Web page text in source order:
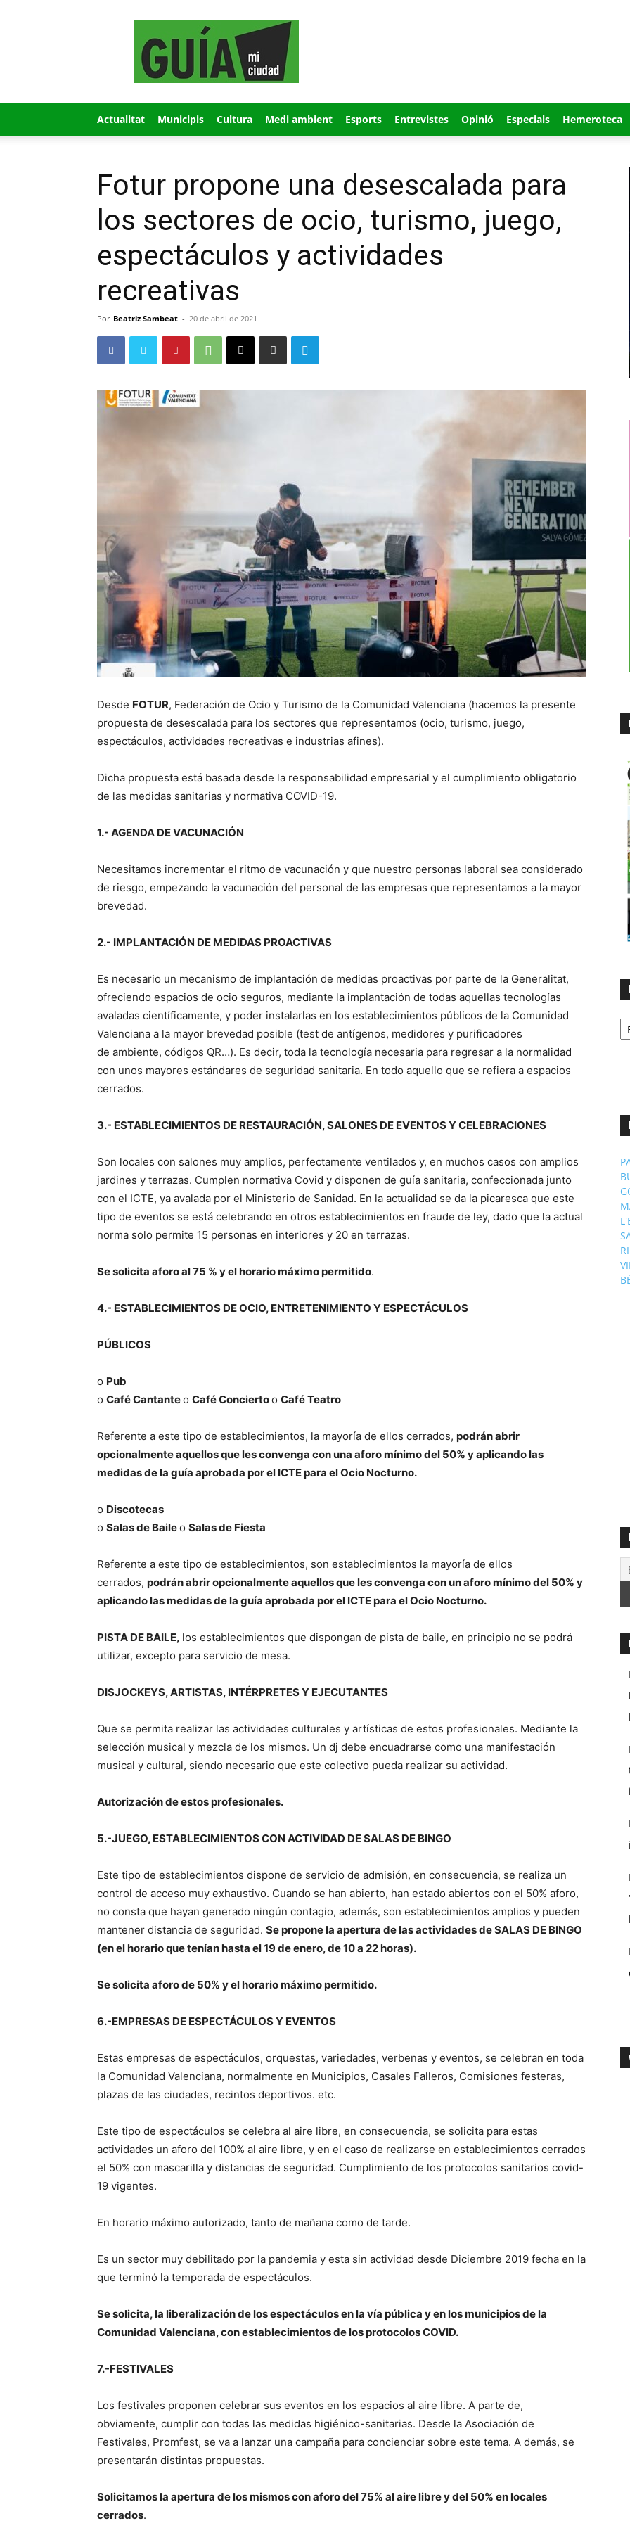
MI
CIUDAD
Actualitat Municipis Cultura Medi ambient Esports Entrevistes Opinió Especials Hemeroteca
Fotur propone una desescalada para
los sectores de ocio, turismo, juego,
espectáculos y actividades
recreativas
Por Beatriz Sambeat - 20 de abril de 2021
Desde FOTUR, Federación de Ocio y Turismo de la Comunidad Valenciana (hacemos la presente
propuesta de desescalada para los sectores que representamos (ocio, turismo, juego,
espectáculos, actividades recreativas e industrias afines).
Dicha propuesta está basada desde la responsabilidad empresarial y el cumplimiento obligatorio
de las medidas sanitarias y normativa COVID-19.
1.- AGENDA DE VACUNACIÓN
Necesitamos incrementar el ritmo de vacunación y que nuestro personas laboral sea considerado
de riesgo, empezando la vacunación del personal de las empresas que representamos a la mayor
brevedad.
2.- IMPLANTACIÓN DE MEDIDAS PROACTIVAS
Es necesario un mecanismo de implantación de medidas proactivas por parte de la Generalitat,
ofreciendo espacios de ocio seguros, mediante la implantación de todas aquellas tecnologías
avaladas científicamente, y poder instalarlas en los establecimientos públicos de la Comunidad
Valenciana a la mayor brevedad posible (test de antígenos, medidores y purificadores
de ambiente, códigos QR…). Es decir, toda la tecnología necesaria para regresar a la normalidad
con unos mayores estándares de seguridad sanitaria. En todo aquello que se refiera a espacios
cerrados.
3.- ESTABLECIMIENTOS DE RESTAURACIÓN, SALONES DE EVENTOS Y CELEBRACIONES
Son locales con salones muy amplios, perfectamente ventilados y, en muchos casos con amplios
jardines y terrazas. Cumplen normativa Covid y disponen de guía sanitaria, confeccionada junto
con el ICTE, ya avalada por el Ministerio de Sanidad. En la actualidad se da la picaresca que este
tipo de eventos se está celebrando en otros establecimientos en fraude de ley, dado que la actual
norma solo permite 15 personas en interiores y 20 en terrazas.
Se solicita aforo al 75 % y el horario máximo permitido.
4.- ESTABLECIMIENTOS DE OCIO, ENTRETENIMIENTO Y ESPECTÁCULOS
PÚBLICOS
o Pub
o Café Cantanteo Café Conciertoo Café Teatro
Referente a este tipo de establecimientos, la mayoría de ellos cerrados, podrán abrir
opcionalmente aquellos que les convenga con una aforo mínimo del 50% y aplicando las
medidas de la guía aprobada por el ICTE para el Ocio Nocturno.
o Discotecas
o Salas de Baileo Salas de Fiesta
Referente a este tipo de establecimientos, son establecimientos la mayoría de ellos
cerrados, podrán abrir opcionalmente aquellos que les convenga con un aforo mínimo del 50% y
aplicando las medidas de la guía aprobada por el ICTE para el Ocio Nocturno.
PISTA DE BAILE, los establecimientos que dispongan de pista de baile, en principio no se podrá
utilizar, excepto para servicio de mesa.
DISJOCKEYS, ARTISTAS, INTÉRPRETES Y EJECUTANTES
Que se permita realizar las actividades culturales y artísticas de estos profesionales. Mediante la
selección musical y mezcla de los mismos. Un dj debe encuadrarse como una manifestación
musical y cultural, siendo necesario que este colectivo pueda realizar su actividad.
Autorización de estos profesionales.
5.-JUEGO, ESTABLECIMIENTOS CON ACTIVIDAD DE SALAS DE BINGO
Este tipo de establecimientos dispone de servicio de admisión, en consecuencia, se realiza un
control de acceso muy exhaustivo. Cuando se han abierto, han estado abiertos con el 50% aforo,
no consta que hayan generado ningún contagio, además, son establecimientos amplios y pueden
mantener distancia de seguridad. Se propone la apertura de las actividades de SALAS DE BINGO
(en el horario que tenían hasta el 19 de enero, de 10 a 22 horas).
Se solicita aforo de 50% y el horario máximo permitido.
6.-EMPRESAS DE ESPECTÁCULOS Y EVENTOS
Estas empresas de espectáculos, orquestas, variedades, verbenas y eventos, se celebran en toda
la Comunidad Valenciana, normalmente en Municipios, Casales Falleros, Comisiones festeras,
plazas de las ciudades, recintos deportivos. etc.
Este tipo de espectáculos se celebra al aire libre, en consecuencia, se solicita para estas
actividades un aforo del 100% al aire libre, y en el caso de realizarse en establecimientos cerrados
el 50% con mascarilla y distancias de seguridad. Cumplimiento de los protocolos sanitarios covid-
19 vigentes.
En horario máximo autorizado, tanto de mañana como de tarde.
Es un sector muy debilitado por la pandemia y esta sin actividad desde Diciembre 2019 fecha en la
que terminó la temporada de espectáculos.
Se solicita, la liberalización de los espectáculos en la vía pública y en los municipios de la
Comunidad Valenciana, con establecimientos de los protocolos COVID.
7.-FESTIVALES
Los festivales proponen celebrar sus eventos en los espacios al aire libre. A parte de,
obviamente, cumplir con todas las medidas higiénico-sanitarias. Desde la Asociación de
Festivales, Promfest, se va a lanzar una campaña para concienciar sobre este tema. A demás, se
presentarán distintas propuestas.
Solicitamos la apertura de los mismos con aforo del 75% al aire libre y del 50% en locales
cerrados.